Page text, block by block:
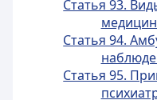
Статья 93.
Статья 94.
Статья 95.